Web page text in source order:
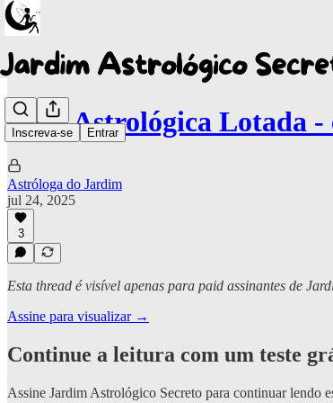
Inscreva-se Entrar
Casa Astrológica Lotada -
Astróloga do Jardim
jul 24, 2025
3
Esta thread é visível apenas para paid assinantes de
Assine para visualizar →
Continue a leitura com um teste
Assine Jardim Astrológico Secreto para continuar lendo